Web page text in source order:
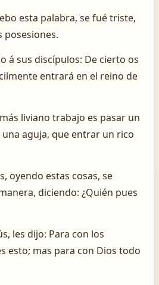
esta palabra, se fué triste,
posesiones.
á sus discípulos: De cierto os
entrará en el reino de
liviano trabajo es pasar un
aguja, que entrar un rico
oyendo estas cosas, se
diciendo: ¿Quién pues
les dijo: Para con los
esto; mas para con Dios todo